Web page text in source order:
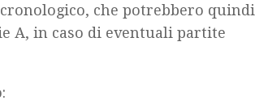
che potrebbero quindi
A, in caso di eventuali partite